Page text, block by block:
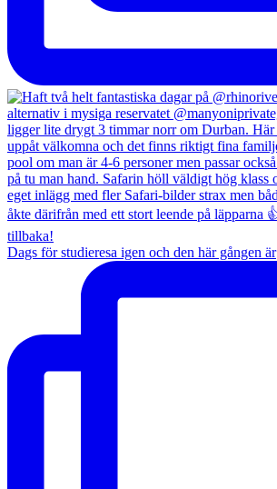
Dags för studieresa igen och den här gången är